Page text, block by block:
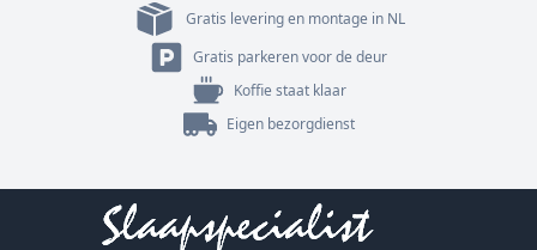
Gratis levering en montage in NL
Gratis parkeren voor de deur
Koffie staat klaar
Eigen bezorgdienst